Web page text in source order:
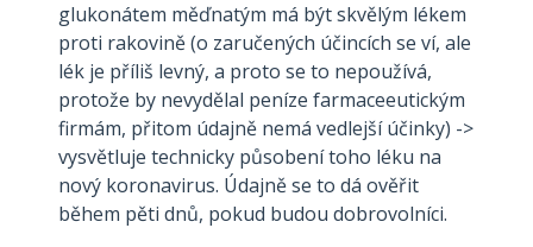
glukonátem měďnatým má být skvělým lékem
proti rakovině (o zaručených účincích se ví, ale
lék je příliš levný, a proto se to nepoužívá,
protože by nevydělal peníze farmaceeutickým
firmám, přitom údajně nemá vedlejší účinky) ->
vysvětluje technicky působení toho léku na
nový koronavirus. Údajně se to dá ověřit
během pěti dnů, pokud budou dobrovolníci.